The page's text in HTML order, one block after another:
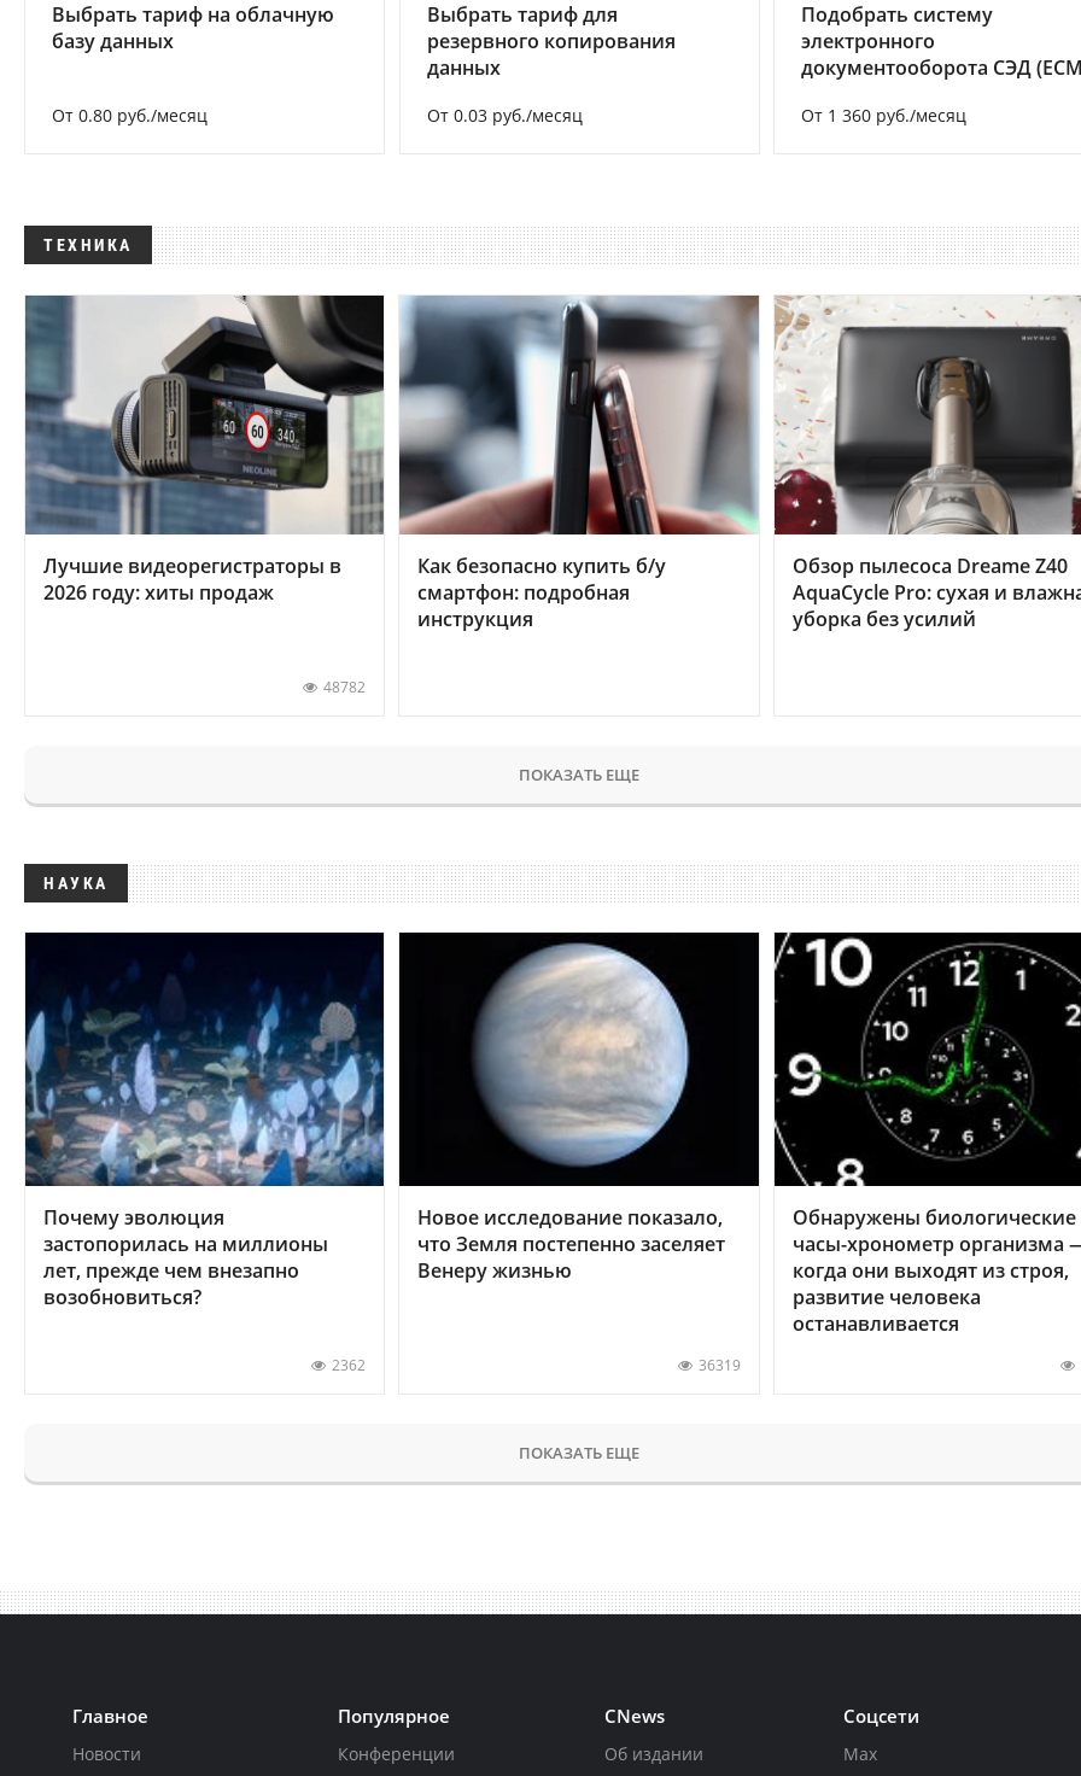
Выбрать тариф на облачную
базу данных
От 0.80 руб./месяц
Выбрать тариф для
резервного копирования
данных
От 0.03 руб./месяц
Подобрать систему
электронного
документооборота СЭД
От 1 360 руб./месяц
ТЕХНИКА
Лучшие видеорегистраторы в
2026 году: хиты продаж
48782
Как безопасно купить б/у
смартфон: подробная
инструкция
Обзор пылесоса Dreame Z40
AquaCycle Pro: сухая и
уборка без усилий
ПОКАЗАТЬ ЕЩЕ
НАУКА
Почему эволюция
застопорилась на миллионы
лет, прежде чем внезапно
возобновиться?
2362
Новое исследование показало,
что Земля постепенно заселяет
Венеру жизнью
36319
Обнаружены биологические
часы-хронометр организма
когда они выходят из строя,
развитие человека
останавливается
ПОКАЗАТЬ ЕЩЕ
Главное
Новости
Популярное
Конференции
CNews
Об издании
Соцсети
Max